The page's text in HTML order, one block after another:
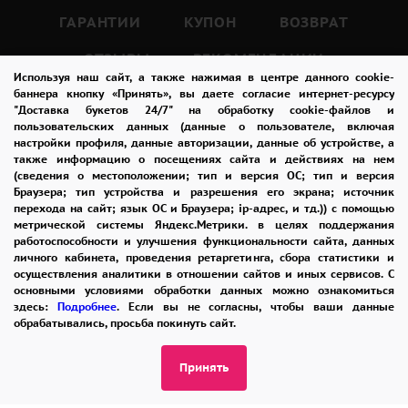
Используя наш сайт, а также нажимая в центре данного cookie-
баннера кнопку «Принять», вы даете согласие интернет-ресурсу
"Доставка букетов 24/7" на обработку cookie-файлов и
пользовательских данных (данные о пользователе, включая
настройки профиля, данные авторизации, данные об устройстве, а
также информацию о посещениях сайта и действиях на нем
(сведения о местоположении; тип и версия ОС; тип и версия
Браузера; тип устройства и разрешения его экрана; источник
перехода на сайт; язык ОС и Браузера; ip-адрес, и тд.)) с помощью
метрической системы Яндекс.Метрики. в целях поддержания
работоспособности и улучшения функциональности сайта, данных
личного кабинета, проведения ретаргетинга, сбора статистики и
осуществления аналитики в отношении сайтов и иных сервисов. С
основными условиями обработки данных можно ознакомиться
здесь: Подробнее. Если вы не согласны, чтобы ваши данные
обрабатывались, просьба покинуть сайт.
Принять
Они могут стать прекрасным подарком для
девушки или жены.
Кенийские розы – это сорта, выращенные в
Кении, которые отличаются особой красотой
и долговечностью.
Они имеют яркие насыщенные цвета и
большие головки, которые делают их еще
более привлекательными.
Букет из 15 разноцветных кенийских роз
может состоять из разных цветов, таких как
красный, белый, розовый, желтый,
ГАРАНТИИ
КУПОН
ВОЗВРАТ
ОТЗЫВЫ
РЕКОМЕНДАЦИИ
КОНТАКТЫ
8 965 242-37-47
ЗАКАЗАТЬ ЗВОНОК
admin@buket24delivery.ru
пл. Киевского Вокзала 2,
ТЦ «Европейский»
ПОЛИТИКА КОНФИДЕНЦИАЛЬНОСТИ